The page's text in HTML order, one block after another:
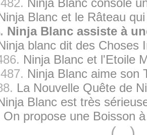
482. Ninja Blanc console
Blanc et le Râteau
Ninja Blanc assiste à
blanc dit des Choses
Ninja Blanc et l'Etoile
487. Ninja Blanc aime son
La Nouvelle Quête de
Blanc est très
On propose une Boisson